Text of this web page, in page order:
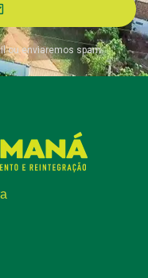
ou enviaremos spam.